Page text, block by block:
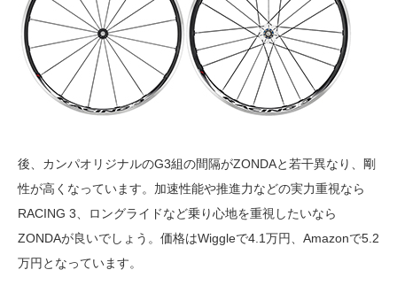
後、カンパオリジナルのG3組の間隔がZONDAと若干異なり、剛
性が高くなっています。加速性能や推進力などの実力重視なら
RACING 3、ロングライドなど乗り心地を重視したいなら
ZONDAが良いでしょう。価格はWiggleで4.1万円、Amazonで5.2
万円となっています。